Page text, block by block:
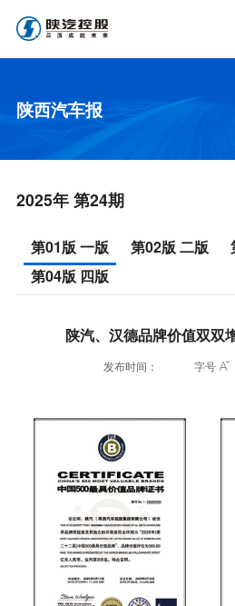
陕西汽车报
2025年 第24期
第01版 一版 第02版 二版
第04版 四版
陕汽、汉德品牌价值双双
发布时间： 字号 